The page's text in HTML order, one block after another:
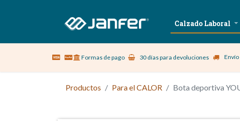
Sobre nosotros Vestuario Laboral Calzado Laboral
Formas de pago 30 días para devoluciones
Productos Para el CALOR Bota deportiva